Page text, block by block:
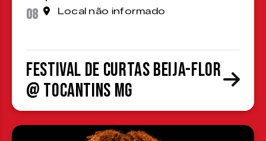
08
Local não informado
Festival de Curtas Beija-Flor
@ Tocantins MG